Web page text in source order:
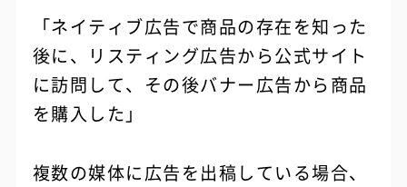
「ネイティブ広告で商品の存在を知った
後に、リスティング広告から公式サイト
に訪問して、その後バナー広告から商品
を購入した」
複数の媒体に広告を出稿している場合、